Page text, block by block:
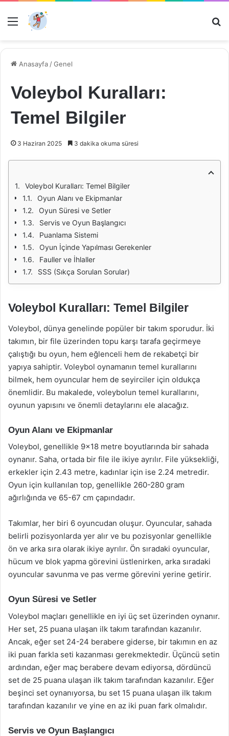
Menü
Anasayfa /Genel
Voleybol Kuralları:
Temel Bilgiler
3 Haziran 2025 3 dakika okuma süresi
Voleybol Kuralları: Temel Bilgiler
Oyun Alanı ve Ekipmanlar
Oyun Süresi ve Setler
Servis ve Oyun Başlangıcı
Puanlama Sistemi
Oyun İçinde Yapılması Gerekenler
Fauller ve İhlaller
SSS (Sıkça Sorulan Sorular)
Voleybol Kuralları: Temel Bilgiler
Voleybol, dünya genelinde popüler bir takım sporudur. İki
takımın, bir file üzerinden topu karşı tarafa geçirmeye
çalıştığı bu oyun, hem eğlenceli hem de rekabetçi bir
yapıya sahiptir. Voleybol oynamanın temel kurallarını
bilmek, hem oyuncular hem de seyirciler için oldukça
önemlidir. Bu makalede, voleybolun temel kurallarını,
oyunun yapısını ve önemli detaylarını ele alacağız.
Oyun Alanı ve Ekipmanlar
Voleybol, genellikle 9×18 metre boyutlarında bir sahada
oynanır. Saha, ortada bir file ile ikiye ayrılır. File yüksekliği,
erkekler için 2.43 metre, kadınlar için ise 2.24 metredir.
Oyun için kullanılan top, genellikle 260-280 gram
ağırlığında ve 65-67 cm çapındadır.
Takımlar, her biri 6 oyuncudan oluşur. Oyuncular, sahada
belirli pozisyonlarda yer alır ve bu pozisyonlar genellikle
ön ve arka sıra olarak ikiye ayrılır. Ön sıradaki oyuncular,
hücum ve blok yapma görevini üstlenirken, arka sıradaki
oyuncular savunma ve pas verme görevini yerine getirir.
Oyun Süresi ve Setler
Voleybol maçları genellikle en iyi üç set üzerinden oynanır.
Her set, 25 puana ulaşan ilk takım tarafından kazanılır.
Ancak, eğer set 24-24 berabere giderse, bir takımın en az
iki puan farkla seti kazanması gerekmektedir. Üçüncü setin
ardından, eğer maç berabere devam ediyorsa, dördüncü
set de 25 puana ulaşan ilk takım tarafından kazanılır. Eğer
beşinci set oynanıyorsa, bu set 15 puana ulaşan ilk takım
tarafından kazanılır ve yine en az iki puan fark olmalıdır.
Servis ve Oyun Başlangıcı